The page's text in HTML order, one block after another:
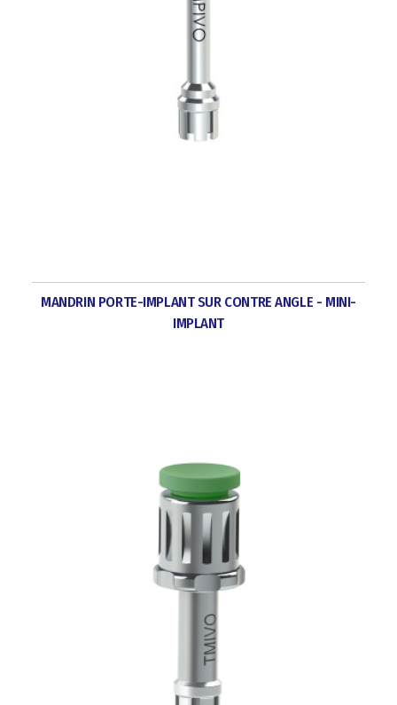
MANDRIN PORTE-IMPLANT SUR CONTRE ANGLE - MINI-
IMPLANT